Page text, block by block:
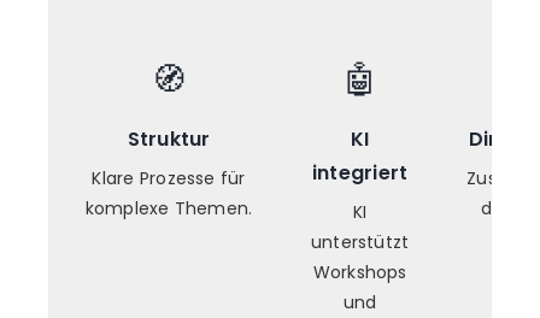
🧭
Struktur
Klare Prozesse für
komplexe Themen.
🤖
KI
integriert
KI
unterstützt
Workshops
und
direkt